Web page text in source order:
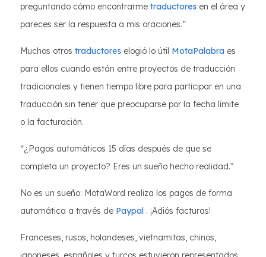
preguntando cómo encontrarme traductores en el área y
pareces ser la respuesta a mis oraciones.”
Muchos otros traductores elogió lo útil MotaPalabra es
para ellos cuando están entre proyectos de traducción
tradicionales y tienen tiempo libre para participar en una
traducción sin tener que preocuparse por la fecha límite
o la facturación.
“¿Pagos automáticos 15 días después de que se
completa un proyecto? Eres un sueño hecho realidad."
No es un sueño: MotaWord realiza los pagos de forma
automática a través de Paypal . ¡Adiós facturas!
Franceses, rusos, holandeses, vietnamitas, chinos,